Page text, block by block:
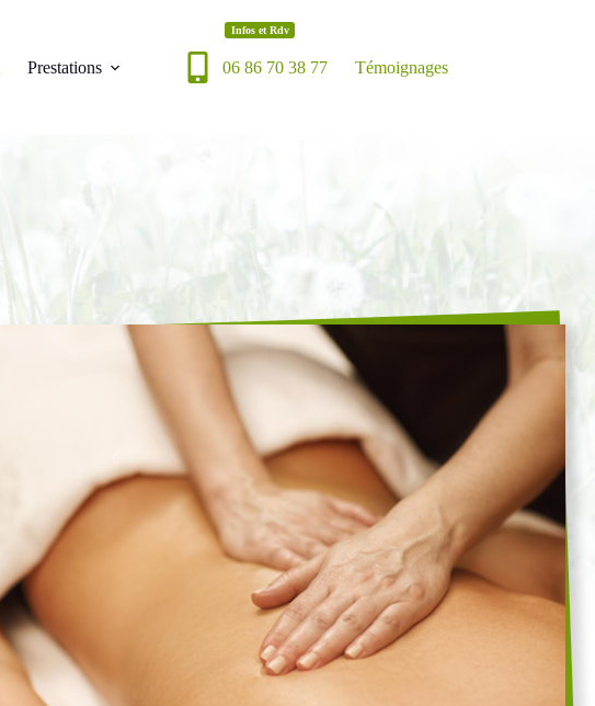
Prestations 06 86 70 38 77
Infos et Rdv
Témoignages